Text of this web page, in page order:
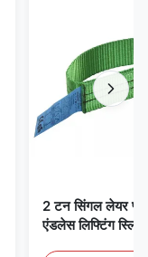
2 टन सिंगल लेयर
एंडलेस लिफ्टिंग स्लिंग्स